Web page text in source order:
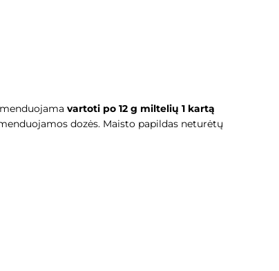
vartoti po 12 g miltelių 1 kartą
dozės. Maisto papildas neturėtų